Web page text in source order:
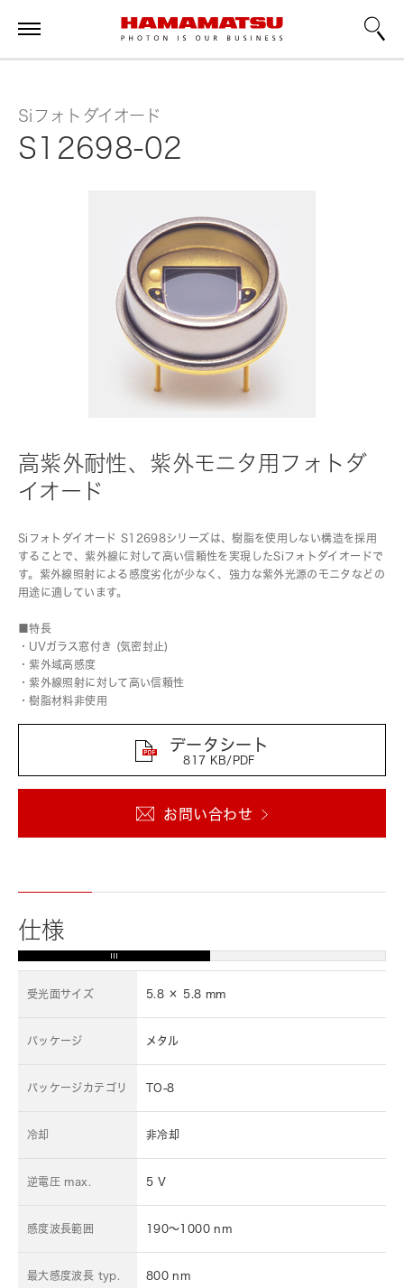
Siフォトダイオード
S12698-02
お問い合わせ
高紫外耐性、紫外モニタ用フォトダ
イオード
Siフォトダイオード S12698シリーズは、樹脂を使用しない構造を採用
することで、紫外線に対して高い信頼性を実現したSiフォトダイオードで
す。紫外線照射による感度劣化が少なく、強力な紫外光源のモニタなどの
用途に適しています。
■特長
・UVガラス窓付き (気密封止)
・紫外域高感度
・紫外線照射に対して高い信頼性
・樹脂材料非使用
データシート
817 KB/PDF
仕様
受光面サイズ 5.8 × 5.8 mm
パッケージ メタル
パッケージカテゴリ TO-8
冷却 非冷却
逆電圧 max. 5 V
感度波長範囲 190～1000 nm
最大感度波長 typ. 800 nm